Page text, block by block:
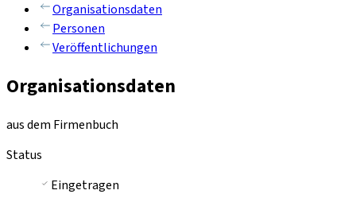
Organisationsdaten
Personen
Veröffentlichungen
Organisationsdaten
aus dem Firmenbuch
Status
Eingetragen